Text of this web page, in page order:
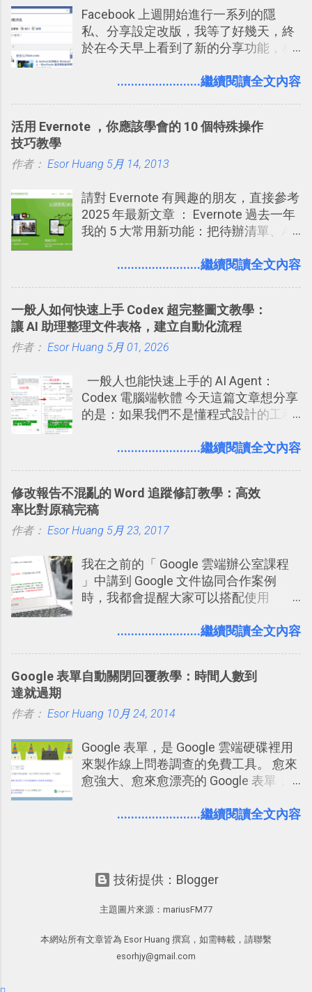
2016/7/7 新增 ： 如何活用 Trello 記
帳？我的理財計畫心得與看板範本
2016/7/13 新增： 如何將網頁資料快速
2016/8 新增： Trello 開放「強化功能」
2016/8 新增 ： Trello 卡片自訂欄位密
技！最想要的強大 Trello 客製化範例教
急時間管理四象限在 Trello 活用與範本
用 Trello？ 8個專案排程協作重點技巧
2017/6 新增： 如何用 Trello 規劃自助
旅行？我的 Trello 行程計畫使用技巧教
卡片不再落落長？專案管理的5個關鍵
技巧 2017/8/23 新增 ： 如何用 Trello 做
子彈筆記？我的 Trello GTD 方法範例看
板分享
來一個月的記憶長度！就這樣反覆慢慢
拉長時間練習，就能讓一個東西成為腦
海中更深刻的記憶。 問題是，當我們一
要準備數百個考試問題時，自己手動進
練習的記憶卡片，自動規劃要延期複習
樣的軟體中最受好評的，或許就是今天
Facebook 上週開始進行一系列的隱
私、分享設定改版，我等了好幾天，終
於在今天早上看到了新的分享功能，相
用新版的分享功能與隱私設定。 嚴格來
置。不過有一項很實用的設定是新增
你」的內容，決定要不要讓其他朋友看
標籤在他的訊息中，或是想把你標籤在
相片圖片裡，現在你都多了一個「事先
審查」的機制，可以決定這些你被標籤
鴉牆上，從而禁止可能的祕密被你其他
........................繼續閱讀全文內容
活用 Evernote ，你應該學會的 10 個特殊操作
技巧教學
作者： Esor Huang 5月 14, 2013
請對 Evernote 有興趣的朋友，直接參考
2025 年最新文章 ： Evernote 過去一年
我的 5 大常用新功能：把待辦清單、AI
介紹文章： 把不同筆記中的待辦清單統
大綱收合、目錄連結、錨點連結，整理
超長筆記應用案例分享 新功能教學： 會
議記錄不麻煩！我常用兩個 Evernote AI
學： Evernote 新增類似 Google 文件的
「免帳號登入」多人同步編輯功能
........................繼續閱讀全文內容
一般人如何快速上手 Codex 超完整圖文教學：
讓 AI 助理整理文件表格，建立自動化流程
作者： Esor Huang 5月 01, 2026
一般人也能快速上手的 AI Agent：
Codex 電腦端軟體 今天這篇文章想分享
的是：如果我們不是懂程式設計的工程
（ChatGPT） 的 Codex 工具？ 如何用
打造一個更自動化的電腦工作流程。
........................繼續閱讀全文內容
修改報告不混亂的 Word 追蹤修訂教學：高效
率比對原稿完稿
作者： Esor Huang 5月 23, 2017
我在之前的「 Google 雲端辦公室課程
」中講到 Google 文件協同合作案例
時，我都會提醒大家可以搭配使用
多人編輯同一份報告、文章時更加條理
Word 上優秀的文書編輯老傳統：「
Docs！論文改稿必備 」。 但是我也發
理的朋友，不一定有發現裡面藏了一個
叫做「追蹤修訂」的好功能，因此決定
寫一篇文章來介紹一下。 Word 的「追
幫學生批改報告、論文時；要在同事或
直接改動原稿的進行修改，事後可以隨
以用上 Word 的追蹤修訂（或是 Google
文件的建議操作 ）。
........................繼續閱讀全文內容
Google 表單自動關閉回覆教學：時間人數到
達就過期
作者： Esor Huang 10月 24, 2014
Google 表單，是 Google 雲端硬碟裡用
來製作線上問卷調查的免費工具。 愈來
愈強大、愈來愈漂亮的 Google 表單，
足特殊調查需求的精美問卷，如果你還
能，會帶你上手這個好用的工具： 設計
form 表單教學 不再只有醜醜範本！如
何幫 Google 表單美化背景外觀？
Google 表單的 10 個專業問券調查設計
秘密教學 也因為寫了一系列實用的
........................繼續閱讀全文內容
技術提供：Blogger
主題圖片來源： mariusFM77
本網站所有文章皆為 Esor Huang 撰寫，如需轉載，請聯繫
esorhjy@gmail.com